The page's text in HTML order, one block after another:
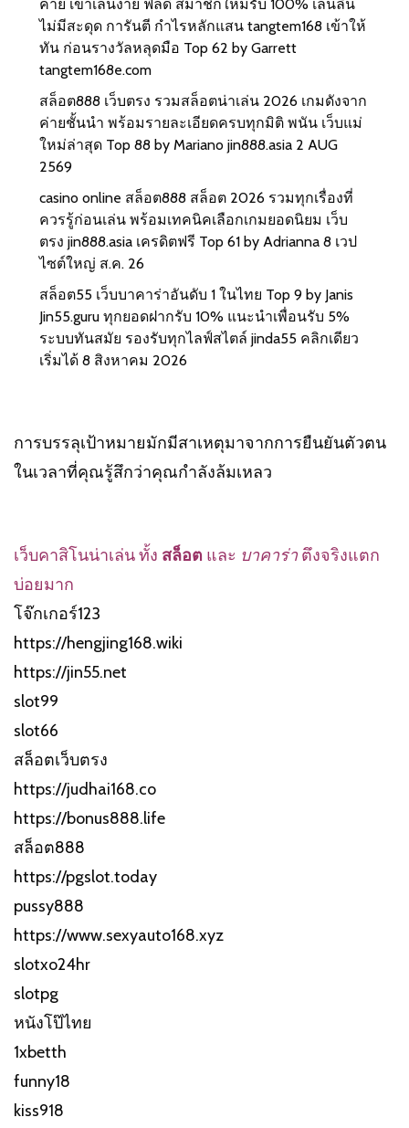
ค่าย เข้าเล่นง่าย ฟีลดี สมาชิกใหม่รับ 100% เล่นลื่น
ไม่มีสะดุด การันตี กำไรหลักแสน tangtem168 เข้าให้
ทัน ก่อนรางวัลหลุดมือ Top 62 by Garrett
tangtem168e.com
สล็อต888 เว็บตรง รวมสล็อตน่าเล่น 2026 เกมดังจาก
ค่ายชั้นนำ พร้อมรายละเอียดครบทุกมิติ พนัน เว็บแม่
ใหม่ล่าสุด Top 88 by Mariano jin888.asia 2 AUG
2569
casino online สล็อต888 สล็อต 2026 รวมทุกเรื่องที่
ควรรู้ก่อนเล่น พร้อมเทคนิคเลือกเกมยอดนิยม เว็บ
ตรง jin888.asia เครดิตฟรี Top 61 by Adrianna 8 เวป
ไซต์ใหญ่ ส.ค. 26
สล็อต55 เว็บบาคาร่าอันดับ 1 ในไทย Top 9 by Janis
Jin55.guru ทุกยอดฝากรับ 10% แนะนำเพื่อนรับ 5%
ระบบทันสมัย รองรับทุกไลฟ์สไตล์ jinda55 คลิกเดียว
เริ่มได้ 8 สิงหาคม 2026
การบรรลุเป้าหมายมักมีสาเหตุมาจากการยืนยันตัวตน
ในเวลาที่คุณรู้สึกว่าคุณกำลังล้มเหลว
เว็บคาสิโนน่าเล่น ทั้ง สล็อต และ บาคาร่าตึงจริงแตก
บ่อยมาก
โจ๊กเกอร์123
https://hengjing168.wiki
https://jin55.net
slot99
slot66
สล็อตเว็บตรง
https://judhai168.co
https://bonus888.life
สล็อต888
https://pgslot.today
pussy888
https://www.sexyauto168.xyz
slotxo24hr
slotpg
หนังโป๊ไทย
1xbetth
funny18
kiss918